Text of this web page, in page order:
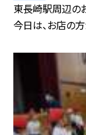
東長崎駅周辺の
今日は、お店の